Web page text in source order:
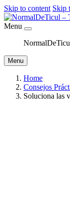
Skip to content Skip
Menu
Menu
Home
Consejos
Soluciona las